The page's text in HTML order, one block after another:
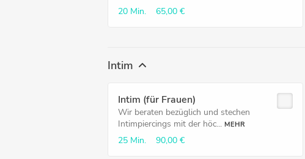
20 Min. 65,00 €
Intim
Intim (für Frauen)
Wir beraten bezüglich und stechen
Intimpiercings mit der höc... MEHR
25 Min. 90,00 €